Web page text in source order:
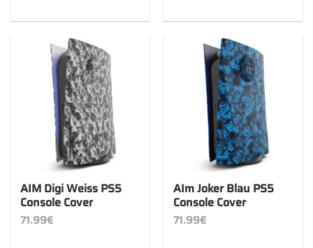
AIM Digi Weiss PS5
Console Cover
71.99€
AIm Joker Blau PS5
Console Cover
71.99€